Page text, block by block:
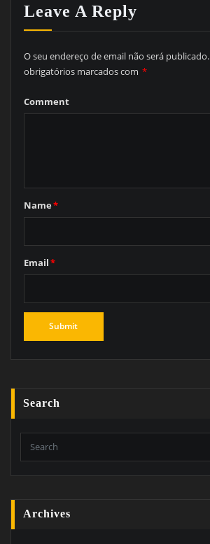
Leave A Reply
O seu endereço de email não será publicado.
obrigatórios marcados com *
Comment
Name*
Email*
Search
Archives